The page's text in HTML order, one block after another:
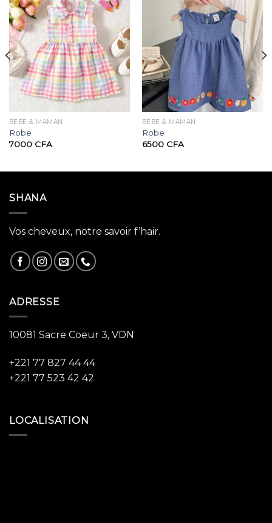
BÉBÉ & MAMAN
Robe
7000 CFA
BÉBÉ & MAMAN
Robe
6500 CFA
SHANA
Vos cheveux, notre savoir f’hair.
ADRESSE
10081 Sacre Coeur 3, VDN
+221 77 827 44 44
+221 77 523 42 42
LOCALISATION